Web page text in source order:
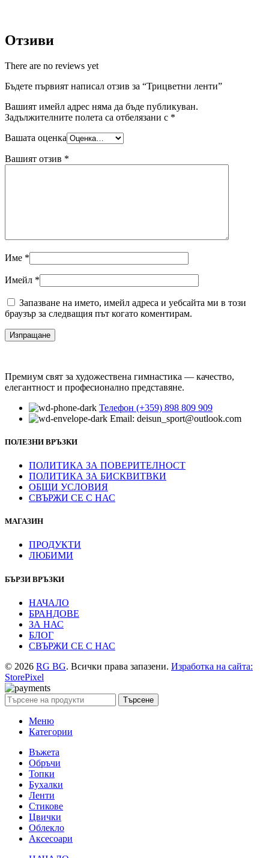
Отзиви
There are no reviews yet
Бъдете първият написал отзив за “Трицветни ленти”
Вашият имейл адрес няма да бъде публикуван.
Задължителните полета са отбелязани с *
Вашата оценка
Вашият отзив *
Име *
Имейл *
Запазване на името, имейл адреса и уебсайта ми в този
браузър за следващия път когато коментирам.
Премиум свят за художествена гимнастика — качество,
елегантност и професионално представяне.
Телефон (+359) 898 809 909
Email: deisun_sport@outlook.com
ПОЛЕЗНИ ВРЪЗКИ
ПОЛИТИКА ЗА ПОВЕРИТЕЛНОСТ
ПОЛИТИКА ЗА БИСКВИТВКИ
ОБЩИ УСЛОВИЯ
СВЪРЖИ СЕ С НАС
МАГАЗИН
ПРОДУКТИ
ЛЮБИМИ
БЪРЗИ ВРЪЗКИ
НАЧАЛО
БРАНДОВЕ
ЗА НАС
БЛОГ
СВЪРЖИ СЕ С НАС
© 2026 RG BG. Всички права запазени. Изработка на сайта:
StorePixel
Търсене
Меню
Категории
Въжета
Обръчи
Топки
Бухалки
Ленти
Стикове
Цвички
Облекло
Аксесоари